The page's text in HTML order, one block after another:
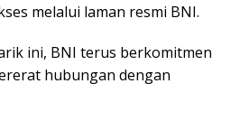
melalui laman resmi BNI.
ini, BNI terus berkomitmen
hubungan dengan